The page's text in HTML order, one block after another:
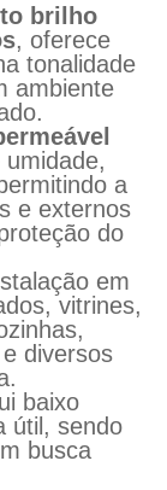
brilho
, oferece
tonalidade
ambiente
a
e externos
do
em
vitrines,
diversos
baixo
útil, sendo
busca